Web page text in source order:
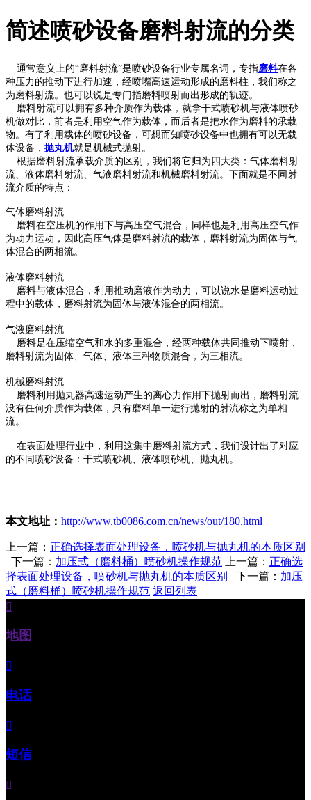
简述喷砂设备磨料射流的分类
通常意义上的“磨料射流”是喷砂设备行业专属名词，专指磨料在各
种压力的推动下进行加速，经喷嘴高速运动形成的磨料柱，我们称之
为磨料射流。也可以说是专门指磨料喷射而出形成的轨迹。
磨料射流可以拥有多种介质作为载体，就拿干式喷砂机与液体喷砂
机做对比，前者是利用空气作为载体，而后者是把水作为磨料的承载
物。有了利用载体的喷砂设备，可想而知喷砂设备中也拥有可以无载
体设备， 抛丸机就是机械式抛射。
根据磨料射流承载介质的区别，我们将它归为四大类：气体磨料射
流、液体磨料射流、气液磨料射流和机械磨料射流。下面就是不同射
流介质的特点：
气体磨料射流
磨料在空压机的作用下与高压空气混合，同样也是利用高压空气作
为动力运动，因此高压气体是磨料射流的载体，磨料射流为固体与气
体混合的两相流。
液体磨料射流
磨料与液体混合，利用推动磨液作为动力，可以说水是磨料运动过
程中的载体，磨料射流为固体与液体混合的两相流。
气液磨料射流
磨料是在压缩空气和水的多重混合，经两种载体共同推动下喷射，
磨料射流为固体、气体、液体三种物质混合，为三相流。
机械磨料射流
磨料利用抛丸器高速运动产生的离心力作用下抛射而出，磨料射流
没有任何介质作为载体，只有磨料单一进行抛射的射流称之为单相
流。
在表面处理行业中，利用这集中磨料射流方式，我们设计出了对应
的不同喷砂设备：干式喷砂机、液体喷砂机、抛丸机。
本文地址： http://www.tb0086.com.cn/news/out/180.html
上一篇： 正确选择表面处理设备，喷砂机与抛丸机的本质区别
下一篇： 加压式（磨料桶）喷砂机操作规范 上一篇： 正确选
择表面处理设备，喷砂机与抛丸机的本质区别
下一篇： 加压
式（磨料桶）喷砂机操作规范 返回列表

地图

电话

短信
